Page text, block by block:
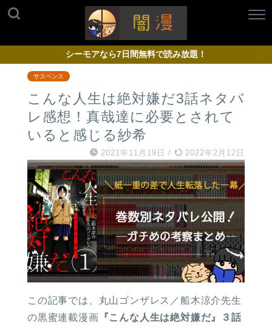
シーモアなら7日間無料で読み放題！
サスペンス
こんな人生は絶対嫌だ3話ネタバ
レ感想！真哉達に必要とされて
いると感じる紗希
2021年11月19日 / 2022年2月12日
この記事では、丸山ゴンザレス／船木涼介先生
の黒蜜連載漫画 『こんな人生は絶対嫌だ』３話